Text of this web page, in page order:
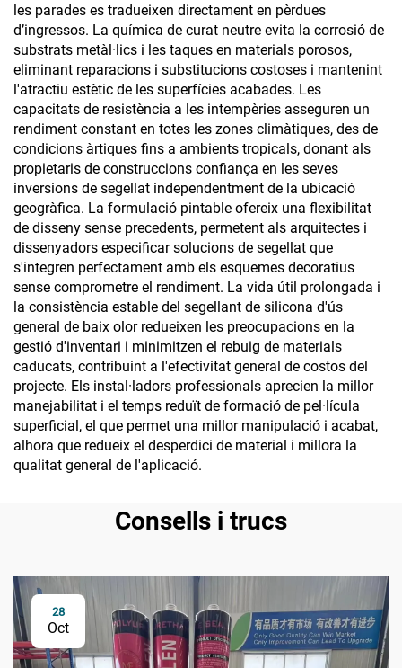
les parades es tradueixen directament en pèrdues
d’ingressos. La química de curat neutre evita la corrosió de
substrats metàl·lics i les taques en materials porosos,
eliminant reparacions i substitucions costoses i mantenint
l'atractiu estètic de les superfícies acabades. Les
capacitats de resistència a les intempèries asseguren un
rendiment constant en totes les zones climàtiques, des de
condicions àrtiques fins a ambients tropicals, donant als
propietaris de construccions confiança en les seves
inversions de segellat independentment de la ubicació
geogràfica. La formulació pintable ofereix una flexibilitat
de disseny sense precedents, permetent als arquitectes i
dissenyadors especificar solucions de segellat que
s'integren perfectament amb els esquemes decoratius
sense comprometre el rendiment. La vida útil prolongada i
la consistència estable del segellant de silicona d'ús
general de baix olor redueixen les preocupacions en la
gestió d'inventari i minimitzen el rebuig de materials
caducats, contribuint a l'efectivitat general de costos del
projecte. Els instal·ladors professionals aprecien la millor
manejabilitat i el temps reduït de formació de pel·lícula
superficial, el que permet una millor manipulació i acabat,
alhora que redueix el desperdici de material i millora la
qualitat general de l'aplicació.
Consells i trucs
28
Oct